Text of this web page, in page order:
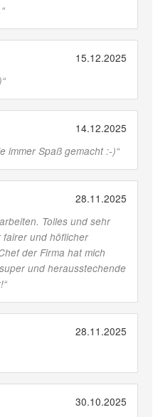
“
15.12.2025
“
14.12.2025
immer Spaß gemacht :-)“
28.11.2025
Tolles und sehr
fairer und höflicher
der Firma hat mich
und herausstechende
“
28.11.2025
30.10.2025